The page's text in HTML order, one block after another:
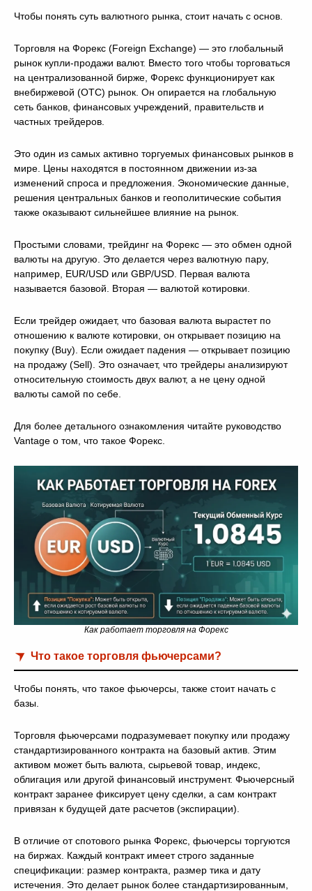
Чтобы понять суть валютного рынка, стоит начать с основ.
Торговля на Форекс (Foreign Exchange) — это глобальный
рынок купли-продажи валют. Вместо того чтобы торговаться
на централизованной бирже, Форекс функционирует как
внебиржевой (OTC) рынок. Он опирается на глобальную
сеть банков, финансовых учреждений, правительств и
частных трейдеров.
Это один из самых активно торгуемых финансовых рынков в
мире. Цены находятся в постоянном движении из-за
изменений спроса и предложения. Экономические данные,
решения центральных банков и геополитические события
также оказывают сильнейшее влияние на рынок.
Простыми словами, трейдинг на Форекс — это обмен одной
валюты на другую. Это делается через валютную пару,
например, EUR/USD или GBP/USD. Первая валюта
называется базовой. Вторая — валютой котировки.
Если трейдер ожидает, что базовая валюта вырастет по
отношению к валюте котировки, он открывает позицию на
покупку (Buy). Если ожидает падения — открывает позицию
на продажу (Sell). Это означает, что трейдеры анализируют
относительную стоимость двух валют, а не цену одной
валюты самой по себе.
Для более детального ознакомления читайте руководство
Vantage о том, что такое Форекс.
Как работает торговля на Форекс
Что такое торговля фьючерсами?
Чтобы понять, что такое фьючерсы, также стоит начать с
базы.
Торговля фьючерсами подразумевает покупку или продажу
стандартизированного контракта на базовый актив. Этим
активом может быть валюта, сырьевой товар, индекс,
облигация или другой финансовый инструмент. Фьючерсный
контракт заранее фиксирует цену сделки, а сам контракт
привязан к будущей дате расчетов (экспирации).
В отличие от спотового рынка Форекс, фьючерсы торгуются
на биржах. Каждый контракт имеет строго заданные
спецификации: размер контракта, размер тика и дату
истечения. Это делает рынок более стандартизированным,